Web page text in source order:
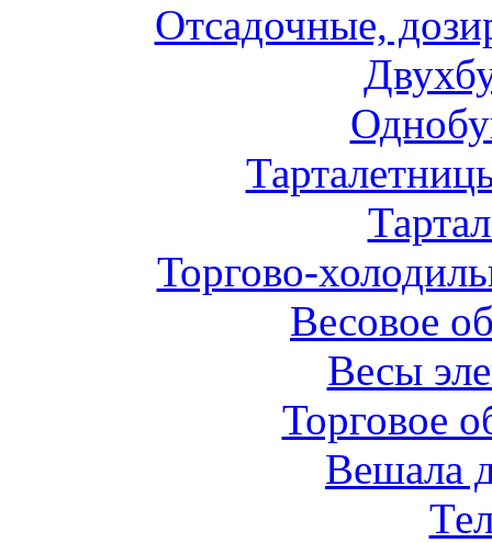
Отсадочные,
Торгово-
Весовое
Весы
Торговое
Вешала